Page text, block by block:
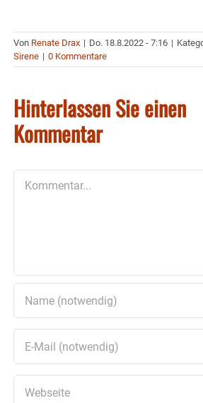
Von Renate Drax | Do. 18.8.2022 - 7:16 |
Sirene | 0 Kommentare
Hinterlassen Sie einen
Kommentar